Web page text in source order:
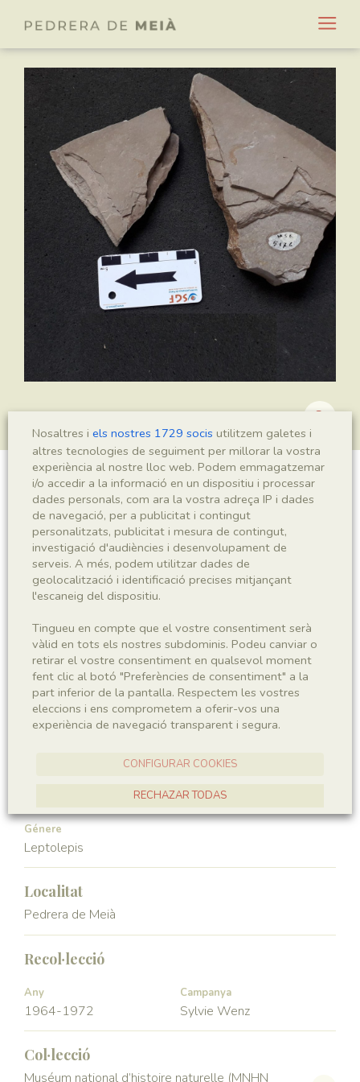
Leptolepis sp.
Sigla
MSE 517 a-b
Taxonomia
Regne
Animalia
Phyllum
Chordata
Subphyllum
Vertebrata
Classe
Actinopterygii
Leptolepidae
Génere
Leptolepis
Localitat
Pedrera de Meià
Recol·lecció
Any
1964-1972
Campanya
Sylvie Wenz
Col·lecció
Muséum national d’histoire naturelle (MNHN
Nosaltres i els nostres 1729 socis utilitzem galetes i
altres tecnologies de seguiment per millorar la vostra
experiència al nostre lloc web. Podem emmagatzemar
i/o accedir a la informació en un dispositiu i processar
dades personals, com ara la vostra adreça IP i dades
de navegació, per a publicitat i contingut
personalitzats, publicitat i mesura de contingut,
investigació d'audiències i desenvolupament de
serveis. A més, podem utilitzar dades de
geolocalització i identificació precises mitjançant
l'escaneig del dispositiu.
Tingueu en compte que el vostre consentiment serà
vàlid en tots els nostres subdominis. Podeu canviar o
retirar el vostre consentiment en qualsevol moment
fent clic al botó "Preferències de consentiment" a la
part inferior de la pantalla. Respectem les vostres
eleccions i ens comprometem a oferir-vos una
experiència de navegació transparent i segura.
CONFIGURAR COOKIES
RECHAZAR TODAS
ACCEPTAR TOTES